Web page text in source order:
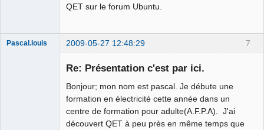
QET sur le forum Ubuntu.
7
Pascal.louis 2009-05-27 12:48:29
Re: Présentation c'est par ici.
Bonjour; mon nom est pascal. Je débute une
formation en électricité cette année dans un
centre de formation pour adulte(A.F.P.A). J'ai
découvert QET à peu près en même temps que